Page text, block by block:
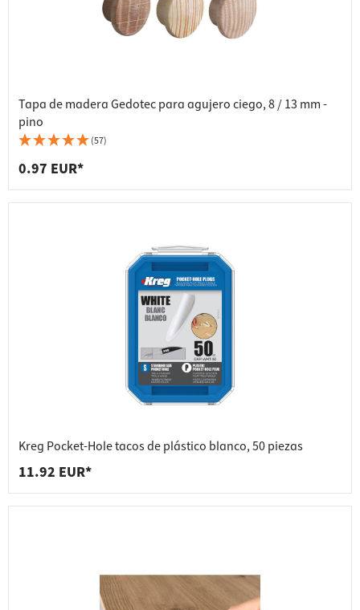
Tapa de madera Gedotec para agujero ciego, 8 / 13 mm -
pino
(57)
0.97 EUR*
Kreg Pocket-Hole tacos de plástico blanco, 50 piezas
11.92 EUR*